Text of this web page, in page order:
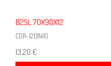
B2SL 70X90X12
COR-12011410
13,20 €